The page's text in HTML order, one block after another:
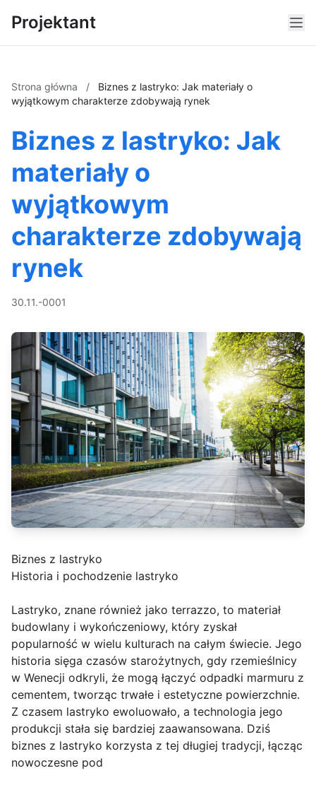
Projektant
Strona główna /
Biznes z lastryko: Jak materiały o
wyjątkowym charakterze zdobywają rynek
Biznes z lastryko: Jak
materiały o
wyjątkowym
charakterze zdobywają
rynek
30.11.-0001
Biznes z lastryko
Historia i pochodzenie lastryko
Lastryko, znane również jako terrazzo, to materiał
budowlany i wykończeniowy, który zyskał
popularność w wielu kulturach na całym świecie. Jego
historia sięga czasów starożytnych, gdy rzemieślnicy
w Wenecji odkryli, że mogą łączyć odpadki marmuru z
cementem, tworząc trwałe i estetyczne powierzchnie.
Z czasem lastryko ewoluowało, a technologia jego
produkcji stała się bardziej zaawansowana. Dziś
biznes z lastryko korzysta z tej długiej tradycji, łącząc
nowoczesne pod